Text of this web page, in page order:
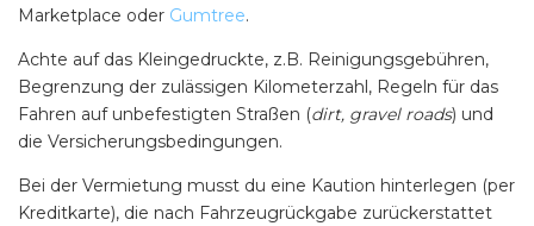
SEARCH OUR WEBSITE:
Search
for:
Marketplace oder Gumtree.
Achte auf das Kleingedruckte, z.B. Reinigungsgebühren,
Begrenzung der zulässigen Kilometerzahl, Regeln für das
Fahren auf unbefestigten Straßen (dirt, gravel roads) und
die Versicherungsbedingungen.
Bei der Vermietung musst du eine Kaution hinterlegen (per
Kreditkarte), die nach Fahrzeugrückgabe zurückerstattet